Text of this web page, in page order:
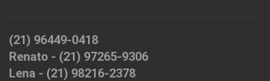
(21) 96449-0418
Renato - (21) 97265-9306
Lena - (21) 98216-2378